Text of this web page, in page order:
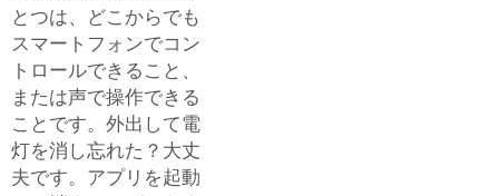
とつは、どこからでも
スマートフォンでコン
トロールできること、
または声で操作できる
ことです。外出して電
灯を消し忘れた？大丈
夫です。アプリを起動